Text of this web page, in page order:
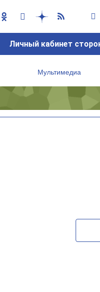
Личный кабинет
Мультимедиа